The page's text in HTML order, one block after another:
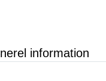
information